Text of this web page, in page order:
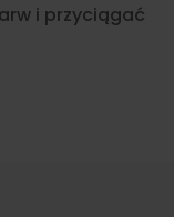
i przyciągać